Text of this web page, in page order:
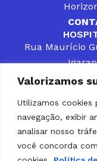
Valorizamos
Utilizamos cookies
navegação, exibir
analisar nosso
você concorda
Rua Maurício
CONTATOS
PÚBLICOS QUE
POPULAÇÃO
PARCEIRO DOS
SOLUÇÃO DE
GESTORES